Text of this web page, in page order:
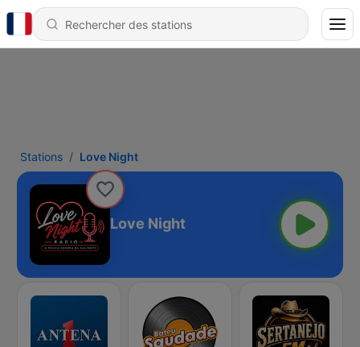
Stations Love Night
Love Night